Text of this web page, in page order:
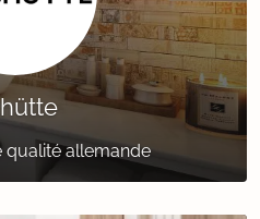
qualité allemande